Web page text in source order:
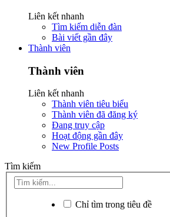
Liên kết nhanh
Tìm kiếm diễn đàn
Bài viết gần đây
Thành viên
Thành viên
Liên kết nhanh
Thành viên tiêu biểu
Thành viên đã đăng ký
Đang truy cập
Hoạt động gần đây
New Profile Posts
Tìm kiếm
Chỉ tìm trong tiêu đề